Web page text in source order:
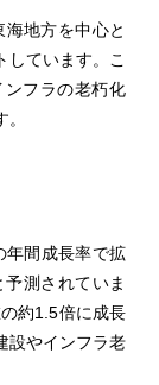
地方を中心と
しています。こ
フラの老朽化
年間成長率で拡
測されていま
約1.5倍に成長
設やインフラ老